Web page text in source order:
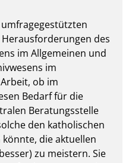
des
im Allgemeinen und
im
ob im
Bedarf für die
Beratungsstelle
den katholischen
die aktuellen
zu meistern. Sie